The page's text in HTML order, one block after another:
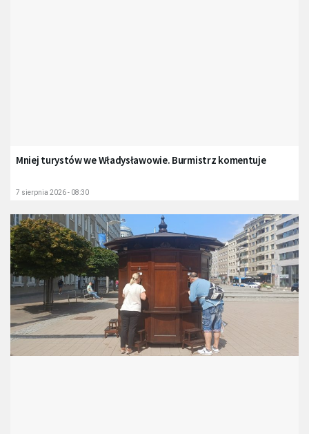
Mniej turystów we Władysławowie. Burmistrz komentuje
7 sierpnia 2026 - 08:30